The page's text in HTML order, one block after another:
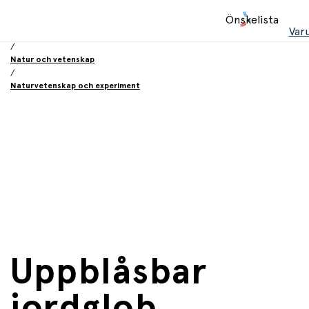
Önskelista
/
Natur och vetenskap
/
Naturvetenskap och experiment
Uppblåsbar